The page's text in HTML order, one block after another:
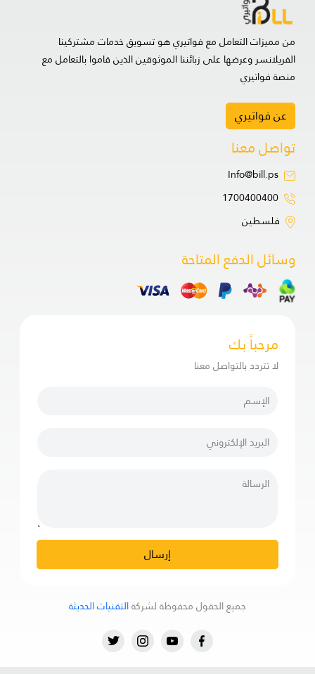
من مميزات التعامل مع فواتيري هو تسويق خدمات مشتركينا
الفريلانسر وعرضها على زبائننا الموثوقين الذين قاموا بالتعامل مع
منصة فواتيري
عن فواتيري
تواصل معنا
Info@bill.ps
1700400400
فلسطين
وسائل الدفع المتاحة
مرحباً بك
لا تتردد بالتواصل معنا
إرسال
جميع الحقول محفوظة لشركةالتقنيات الحديثة